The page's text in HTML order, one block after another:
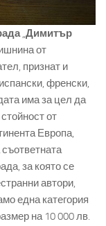
„Димитър
от
признат и
френски,
има за цел да
от
Европа,
за която се
автори,
една категория
на 10 000 лв.